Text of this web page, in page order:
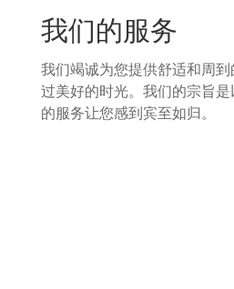
我们的服务
我们竭诚为您提供舒适和周
过美好的时光。我们的宗旨
的服务让您感到宾至如归。